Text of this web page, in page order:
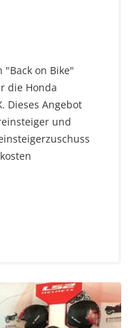
on Bike"
die Honda
Dieses Angebot
und